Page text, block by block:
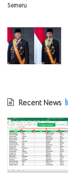
Recent News